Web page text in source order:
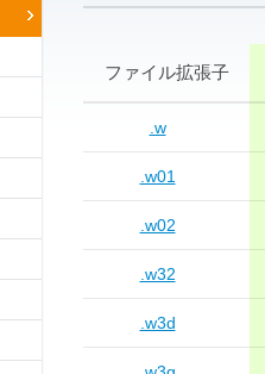
ファイル拡張子
.w
.w01
.w02
.w32
.w3d